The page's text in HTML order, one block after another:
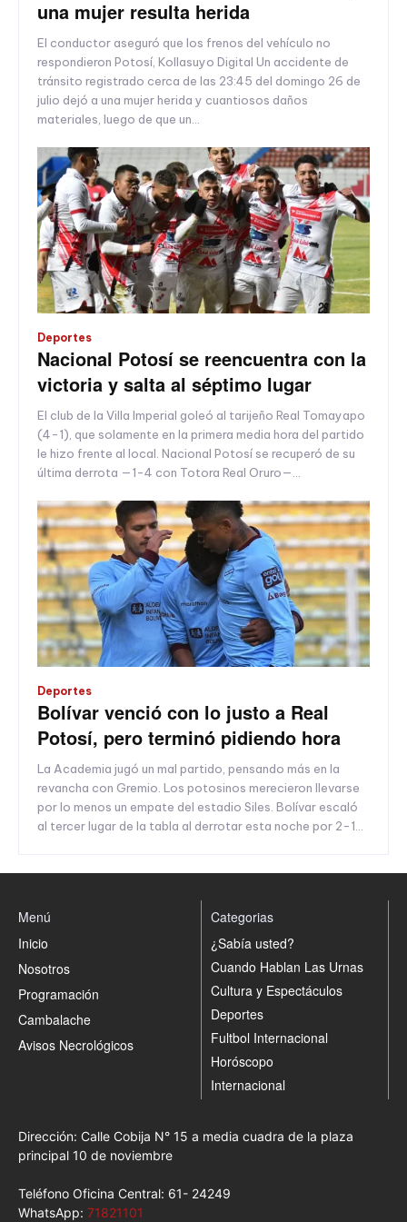
una mujer resulta herida
El conductor aseguró que los frenos del vehículo no
respondieron Potosí, Kollasuyo Digital Un accidente de
tránsito registrado cerca de las 23:45 del domingo 26 de
julio dejó a una mujer herida y cuantiosos daños
materiales, luego de que un...
Deportes
Nacional Potosí se reencuentra con la
victoria y salta al séptimo lugar
El club de la Villa Imperial goleó al tarijeño Real Tomayapo
(4-1), que solamente en la primera media hora del partido
le hizo frente al local. Nacional Potosí se recuperó de su
última derrota —1-4 con Totora Real Oruro—...
Deportes
Bolívar venció con lo justo a Real
Potosí, pero terminó pidiendo hora
La Academia jugó un mal partido, pensando más en la
revancha con Gremio. Los potosinos merecieron llevarse
por lo menos un empate del estadio Siles. Bolívar escaló
al tercer lugar de la tabla al derrotar esta noche por 2-1...
Menú
Inicio
Nosotros
Programación
Cambalache
Avisos Necrológicos
Categorias
¿Sabía usted?
Cuando Hablan Las Urnas
Cultura y Espectáculos
Deportes
Fultbol Internacional
Horóscopo
Internacional
Dirección: Calle Cobija N° 15 a media cuadra de la plaza
principal 10 de noviembre
Teléfono Oficina Central: 61- 24249
WhatsApp: 71821101